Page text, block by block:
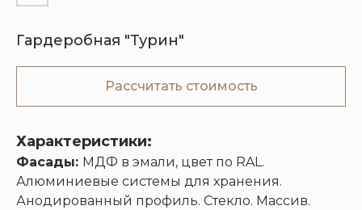
Кухни Шкафы Гардеробные Диваны
Гардеробная "Турин"
Рассчитать стоимость
Характеристики:
Фасады: МДФ в эмали, цвет по RAL.
Алюминиевые системы для хранения.
Анодированный профиль. Стекло. Массив.